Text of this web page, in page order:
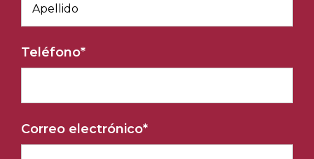
Teléfono*
Correo electrónico*